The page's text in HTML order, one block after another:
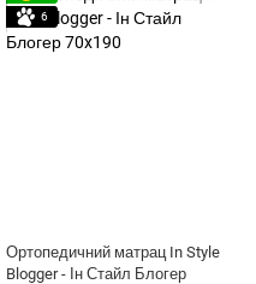
6
Ортопедичний матрац In Style
Blogger - Ін Стайл Блогер